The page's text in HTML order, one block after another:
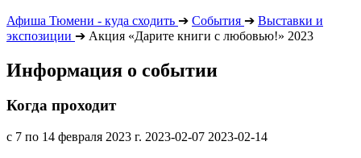
Афиша Тюмени - куда сходить ➔ События ➔ Выставки и
экспозиции ➔ Акция «Дарите книги с любовью!» 2023
Информация о событии
Когда проходит
с 7 по 14 февраля 2023 г. 2023-02-07 2023-02-14